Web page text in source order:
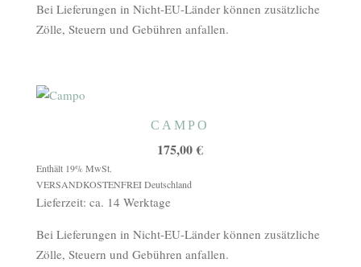
Bei Lieferungen in Nicht-EU-Länder können zusätzliche
Zölle, Steuern und Gebühren anfallen.
CAMPO
175,00€
Enthält 19% MwSt.
VERSANDKOSTENFREI Deutschland
Lieferzeit: ca. 14 Werktage
Bei Lieferungen in Nicht-EU-Länder können zusätzliche
Zölle, Steuern und Gebühren anfallen.